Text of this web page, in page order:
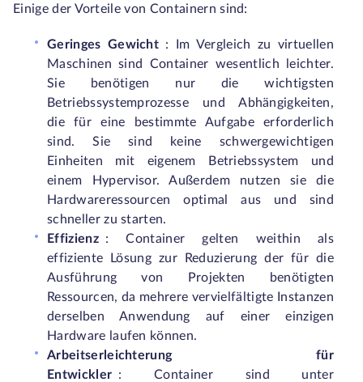
Einige der Vorteile von Containern sind:
Geringes Gewicht : Im Vergleich zu virtuellen
Maschinen sind Container wesentlich leichter.
Sie benötigen nur die wichtigsten
Betriebssystemprozesse und Abhängigkeiten,
die für eine bestimmte Aufgabe erforderlich
sind. Sie sind keine schwergewichtigen
Einheiten mit eigenem Betriebssystem und
einem Hypervisor. Außerdem nutzen sie die
Hardwareressourcen optimal aus und sind
schneller zu starten.
Effizienz : Container gelten weithin als
effiziente Lösung zur Reduzierung der für die
Ausführung von Projekten benötigten
Ressourcen, da mehrere vervielfältigte Instanzen
derselben Anwendung auf einer einzigen
Hardware laufen können.
Arbeitserleichterung für
Entwickler : Container sind unter